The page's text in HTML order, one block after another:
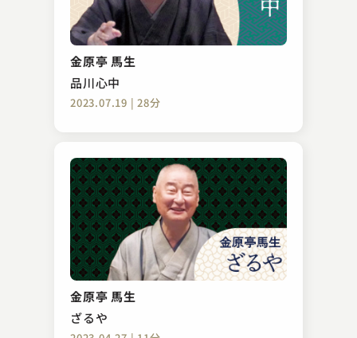
金原亭 馬生
品川心中
2023.07.19 | 28分
金原亭 馬生
ざるや
柳家 小袁治
明烏
2023.02.02 | 32分
神田 松鯉
赤穂義士外伝 鍔屋宗伴
2024.11.28 | 34分